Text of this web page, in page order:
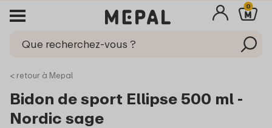
0
< retour à Mepal
Bidon de sport Ellipse 500 ml -
Nordic sage